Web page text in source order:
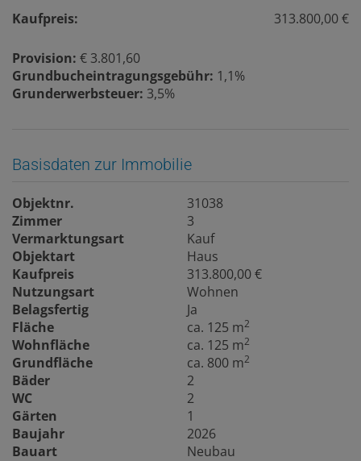
Kaufpreis: 313.800,00 €
Provision: € 3.801,60
Grundbucheintragungsgebühr: 1,1%
Grunderwerbsteuer: 3,5%
Basisdaten zur Immobilie
Objektnr.
31038
Zimmer
3
Vermarktungsart
Kauf
Objektart
Haus
Kaufpreis
313.800,00 €
Nutzungsart
Wohnen
Belagsfertig
Ja
Fläche
ca. 125 m2
Wohnfläche ca. 125 m2
Grundfläche ca. 800 m2
Bäder
2
WC
2
Gärten
1
Baujahr
2026
Bauart
Neubau